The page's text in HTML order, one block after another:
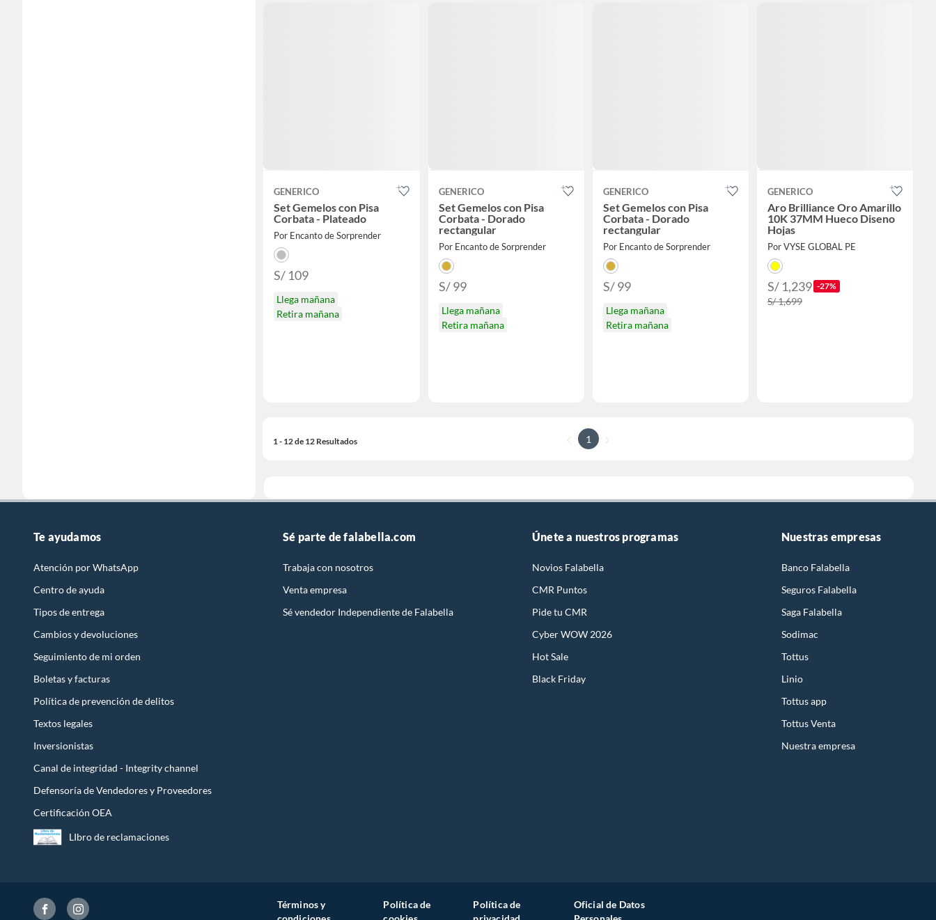
GENERICO
Set Gemelos con Pisa
Corbata - Plateado
Por Encanto de Sorprender
S/ 109
Llega mañana
Retira mañana
GENERICO
Set Gemelos con Pisa
Corbata - Dorado
rectangular
Por Encanto de Sorprender
S/ 99
Llega mañana
Retira mañana
GENERICO
Set Gemelos con Pisa
Corbata - Dorado
rectangular
Por Encanto de Sorprender
S/ 99
Llega mañana
Retira mañana
GENERICO
Aro Brilliance Oro Amarillo
10K 37MM Hueco Diseno
Hojas
Por VYSE GLOBAL PE
S/ 1,239 -27%
S/ 1,699
1 - 12 de 12 Resultados 1
Te ayudamos
Atención por WhatsApp
Centro de ayuda
Tipos de entrega
Cambios y devoluciones
Seguimiento de mi orden
Boletas y facturas
Política de prevención de delitos
Textos legales
Inversionistas
Canal de integridad - Integrity channel
Defensoría de Vendedores y Proveedores
Certificación OEA
LIbro de reclamaciones
Sé parte de falabella.com
Trabaja con nosotros
Venta empresa
Sé vendedor Independiente de Falabella
Únete a nuestros programas
Novios Falabella
CMR Puntos
Pide tu CMR
Cyber WOW 2026
Hot Sale
Black Friday
Nuestras empresas
Banco Falabella
Seguros Falabella
Saga Falabella
Sodimac
Tottus
Linio
Tottus app
Tottus Venta
Nuestra empresa
Términos y
Política de
Política de
Oficial de Datos